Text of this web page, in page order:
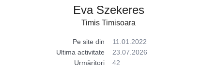
Eva Szekeres
Timis Timisoara
Pe site din
11.01.2022
Ultima activitate
23.07.2026
Urmăritori
42